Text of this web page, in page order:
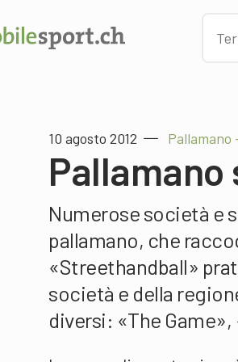
10 agosto 2012 Pallamano
Pallamano
Numerose società e
pallamano, che
«Streethandball»
società e della
diversi: «The